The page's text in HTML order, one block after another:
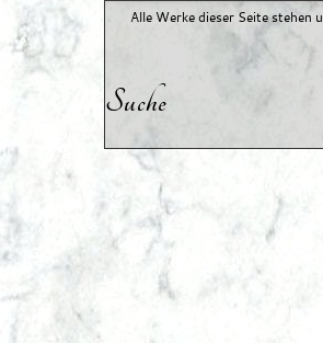
Alle Werke dieser Seite stehen
Suche